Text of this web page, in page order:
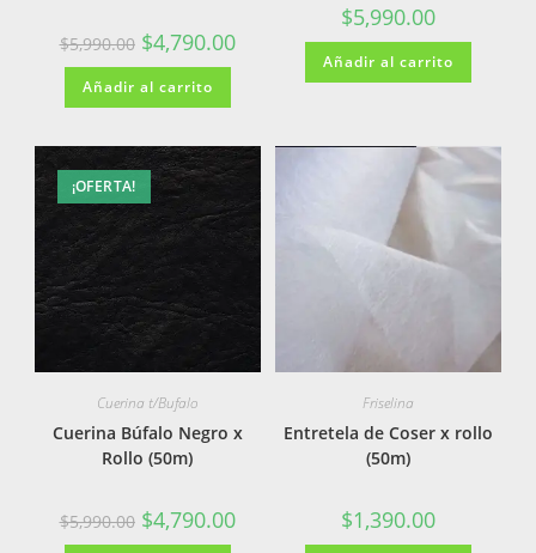
$5,990.00 $4,790.00
Añadir al carrito
$5,990.00
Añadir al carrito
¡OFERTA!
Cuerina t/Bufalo
Cuerina Búfalo Negro x
Rollo (50m)
$5,990.00 $4,790.00
Friselina
Entretela de Coser x rollo
(50m)
$1,390.00